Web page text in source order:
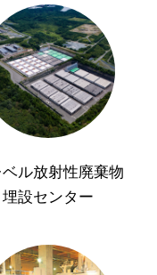
ル放射性廃棄物
埋設センター